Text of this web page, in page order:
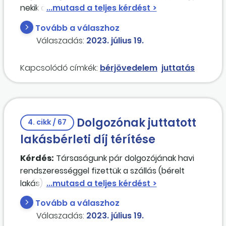
nekik a munkabérükön felül adnunk kell X kg rizst
havonta. Ennek az elszámolásáról szeretnék
tájékoztatást kérni, milyen adófizetési,
bérszámfejtési teendőket von ez maga után?
nem fogunk adni rizst, csak nekik.
Tovább a válaszhoz
Válaszadás: 2023. július 19.
Kapcsolódó címkék: bérjövedelem juttatás
4. cikk / 67
Dolgozónak juttatott
lakásbérleti díj térítése
Kérdés: Társaságunk pár dolgozójának havi
rendszerességgel fizettük a szállás (bérelt
lakás) költségét. Mivel ez nem fért bele a
hivatali, üzleti utazás fogalmába, ezért a
juttatás értéke után egyes meghatározott
juttatásként történt az adóteher megfizetése,
Tovább a válaszhoz
Válaszadás: 2023. július 19.